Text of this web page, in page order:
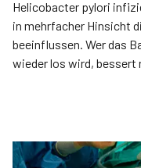
Helicobacter pylori
in mehrfacher Hinsicht
beeinflussen. Wer das
wieder los wird,